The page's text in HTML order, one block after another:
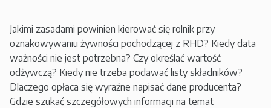
Jakimi zasadami powinien kierować się rolnik przy
oznakowywaniu żywności pochodzącej z RHD? Kiedy data
ważności nie jest potrzebna? Czy określać wartość
odżywczą? Kiedy nie trzeba podawać listy składników?
Dlaczego opłaca się wyraźne napisać dane producenta?
Gdzie szukać szczegółowych informacji na temat